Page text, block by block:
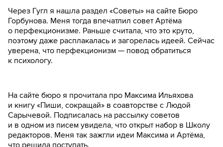
Через Гугл я нашла раздел «Советы» на сайте Бюро
Горбунова. Меня тогда впечатлил совет Артёма
о перфекционизме. Раньше считала, что это круто,
поэтому даже расплакалась и загорелась идеей. Сейчас
уверена, что перфекционизм — повод обратиться
к психологу.
На сайте бюро я прочитала про Максима Ильяхова
и книгу «Пиши, сокращай» в соавторстве с Людой
Сарычевой. Подписалась на рассылку советов
и в одном из писем увидела, что открыт набор в Школу
редакторов. Меня так зажгли идеи Максима и Артёма,
что решила поступать.